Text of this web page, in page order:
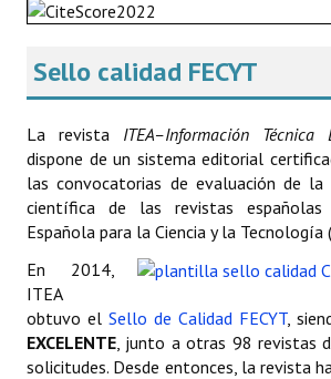
Sello calidad FECYT
La revista ITEA–Información Técnica
dispone de un sistema editorial
las convocatorias de evaluación de
científica de las revistas
Española para la Ciencia y la Tecnología
En 2014,
ITEA
obtuvo el Sello de Calidad FECYT,
EXCELENTE, junto a otras 98 revistas
solicitudes. Desde entonces, la revista